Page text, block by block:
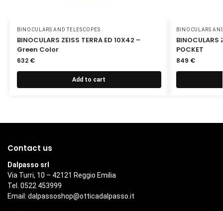
BINOCULARS AND TELESCOPES
BINOCULARS ZEISS TERRA ED 10X42 –
Green Color
632 €
Add to cart
BINOCULARS
BINOCULARS
POCKET
849 €
Contact us
Dalpasso srl
Via Turri, 10 – 42121 Reggio Emilia
Tel. 0522 453999
Email: dalpassoshop@otticadalpasso.it